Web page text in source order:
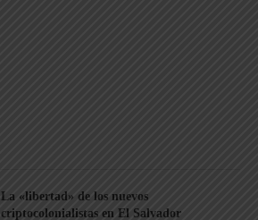
La «libertad» de los nuevos
criptocolonialistas en El Salvador